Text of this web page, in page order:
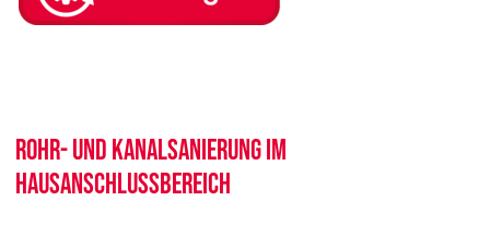
Rohr- und Kanalsanierung im
Hausanschlussbereich